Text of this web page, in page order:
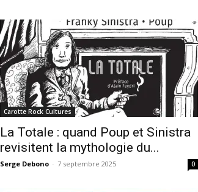
Carotte Rock Cultures
La Totale : quand Poup et Sinistra
revisitent la mythologie du...
Serge Debono - 7 septembre 2025 0